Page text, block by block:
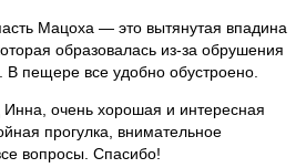
Мацоха — это вытянутая впадина
образовалась из-за обрушения
пещере все удобно обустроено.
Инна, очень хорошая и интересная
прогулка, внимательное
вопросы. Спасибо!